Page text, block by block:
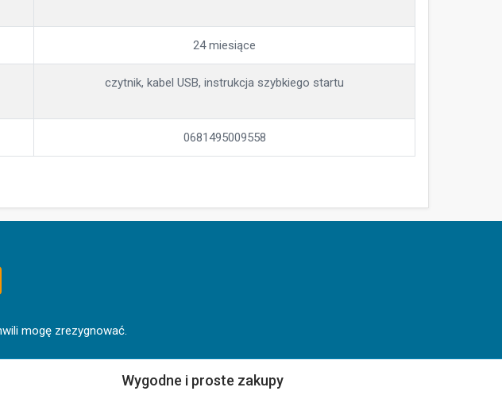
24 miesiące
czytnik, kabel USB, instrukcja szybkiego startu
0681495009558
mogę zrezygnować.
Wygodne i proste zakupy